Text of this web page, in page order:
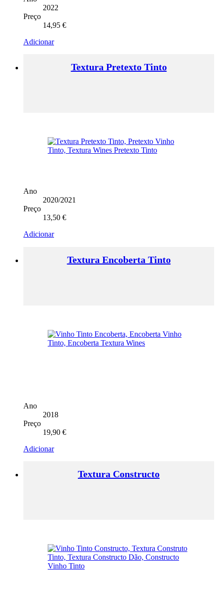
2022
Preço
14,95 €
Adicionar
Textura Pretexto Tinto
Ano
2020/2021
Preço
13,50 €
Adicionar
Textura Encoberta Tinto
Ano
2018
Preço
19,90 €
Adicionar
Textura Constructo